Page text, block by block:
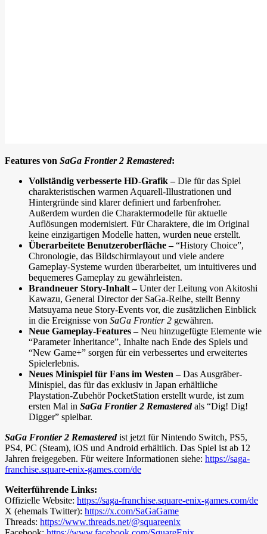
Features von SaGa Frontier 2 Remastered:
Vollständig verbesserte HD-Grafik –Die für das Spiel
charakteristischen warmen Aquarell-Illustrationen und
Hintergründe sind klarer definiert und farbenfroher.
Außerdem wurden die Charaktermodelle für aktuelle
Auflösungen modernisiert. Für Charaktere, die im Original
keine einzigartigen Modelle hatten, wurden neue erstellt.
Überarbeitete Benutzeroberfläche –“History Choice”,
Chronologie, das Bildschirmlayout und viele andere
Gameplay-Systeme wurden überarbeitet, um intuitiveres und
bequemeres Gameplay zu gewährleisten.
Brandneuer Story-Inhalt –Unter der Leitung von Akitoshi
Kawazu, General Director der SaGa-Reihe, stellt Benny
Matsuyama neue Story-Events vor, die zusätzlichen Einblick
in die Ereignisse von SaGa Frontier 2 gewähren.
Neue Gameplay-Features –Neu hinzugefügte Elemente wie
“Parameter Inheritance”, Inhalte nach Ende des Spiels und
“New Game+” sorgen für ein verbessertes und erweitertes
Spielerlebnis.
Neues Minispiel für Fans im Westen –Das Ausgräber-
Minispiel, das für das exklusiv in Japan erhältliche
Playstation-Zubehör PocketStation erstellt wurde, ist zum
ersten Mal in SaGa Frontier 2 Remastered als “Dig! Dig!
Digger” spielbar.
SaGa Frontier 2 Remasteredist jetzt für Nintendo Switch, PS5,
PS4, PC (Steam), iOS und Android erhältlich. Das Spiel ist ab 12
Jahren freigegeben. Für weitere Informationen siehe: https://saga-
franchise.square-enix-games.com/de
Weiterführende Links:
Offizielle Website: https://saga-franchise.square-enix-games.com/de
X (ehemals Twitter): https://x.com/SaGaGame
Threads: https://www.threads.net/@squareenix